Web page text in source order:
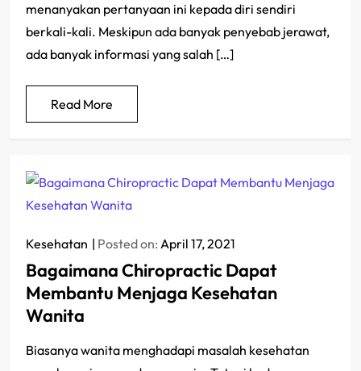
menanyakan pertanyaan ini kepada diri sendiri
berkali-kali. Meskipun ada banyak penyebab jerawat,
ada banyak informasi yang salah […]
Read More
Kesehatan Posted on: April 17, 2021
Bagaimana Chiropractic Dapat
Membantu Menjaga Kesehatan
Wanita
Biasanya wanita menghadapi masalah kesehatan